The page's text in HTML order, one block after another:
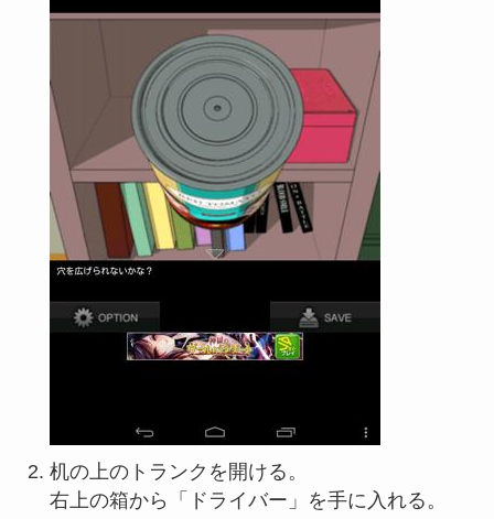
机の上のトランクを開ける。
右上の箱から「ドライバー」を手に入れる。